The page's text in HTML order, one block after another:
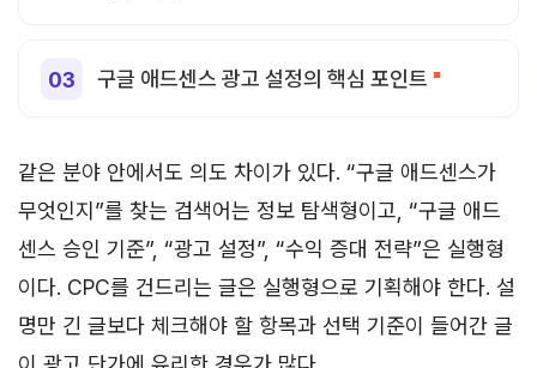
구글 애드센스 광고 설정의 핵심 포인트
같은 분야 안에서도 의도 차이가 있다. “구글 애드센스가
무엇인지”를 찾는 검색어는 정보 탐색형이고, “구글 애드
센스 승인 기준”, “광고 설정”, “수익 증대 전략”은 실행형
이다. CPC를 건드리는 글은 실행형으로 기획해야 한다. 설
명만 긴 글보다 체크해야 할 항목과 선택 기준이 들어간 글